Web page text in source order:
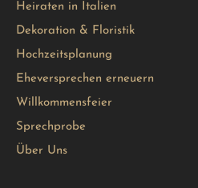
Heiraten in Italien
Dekoration & Floristik
Hochzeitsplanung
Eheversprechen erneuern
Willkommensfeier
Sprechprobe
Über Uns